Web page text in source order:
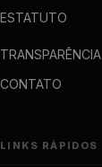
ESTATUTO
TRANSPARÊNCIA
CONTATO
LINKS RÁPIDOS